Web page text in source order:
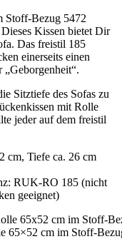
Stoff-Bezug 5472
Kissen bietet Dir
Das freistil 185
einerseits einen
„Geborgenheit“.
Sitztiefe des Sofas zu
mit Rolle
jeder auf dem freistil
cm, Tiefe ca. 26 cm
RUK-RO 185 (nicht
geeignet)
65×52 cm im Stoff-